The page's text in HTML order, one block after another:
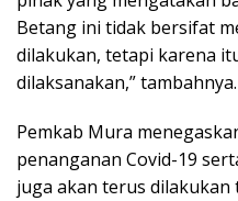
Betang ini tidak bersifat
dilakukan, tetapi karena
dilaksanakan,” tambahnya.
Pemkab Mura
penanganan Covid-19
juga akan terus